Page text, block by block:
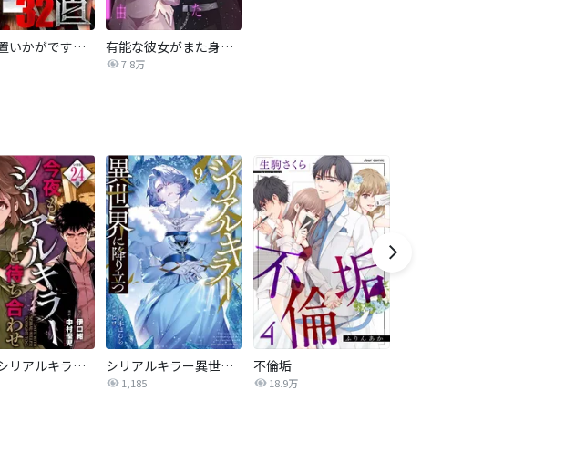
復讐装置いかがですか？ 有能な彼女がまた身バレした本当の理由【タテヨミ】
7.8万
今夜もシリアルキラーと待ち合わせ 分冊版 シリアルキラー異世界に降り立つ
1,185
不倫垢
18.9万